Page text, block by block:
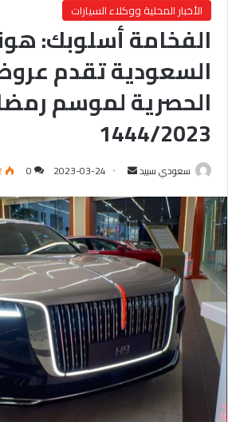
الأخبار المحلية ووكلاء السيارات
الفخامة أسلوبك:
السعودية تقدم
الحصرية لموسم
1444/2023
سعودي سبيد
س
ل
ب
ر
ي
د
ا
إ
ل
ك
2023-03-24
0